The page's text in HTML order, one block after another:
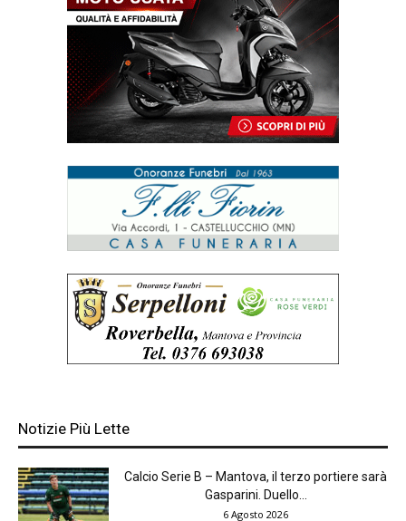
Notizie Più Lette
Calcio Serie B – Mantova, il terzo portiere sarà
Gasparini. Duello...
6 Agosto 2026